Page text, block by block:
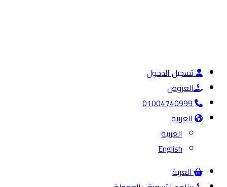
تسجيل الدخول
العروض
01004740999
العربية
العربية
English
العربة